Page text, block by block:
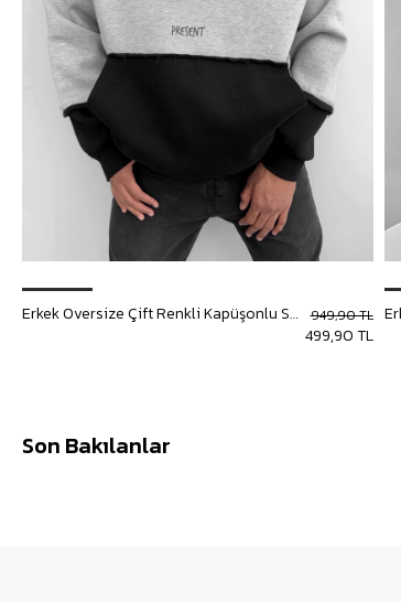
Erkek Oversize Çift Renkli Kapüşonlu Sweatshirt Gri
499,90 TL
949,90 TL
Son Bakılanlar